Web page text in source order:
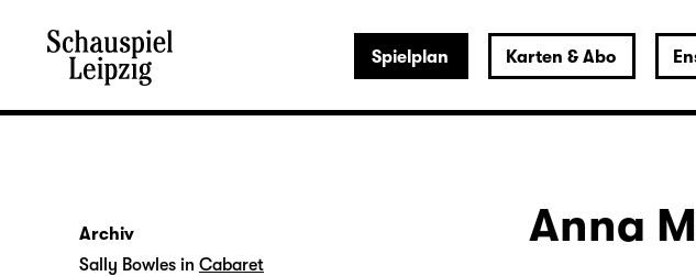
Spielplan Karten & Abo
Anna
Archiv
Sally Bowles in Cabaret